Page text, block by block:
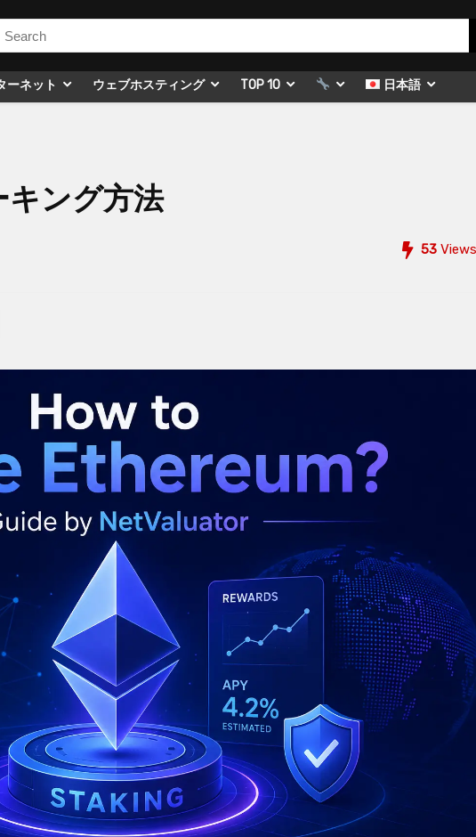
ーネット ウェブホスティング TOP 10 日本語
ング方法
53 Views